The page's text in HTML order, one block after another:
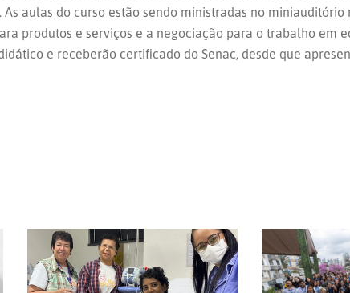
aulas do curso estão sendo ministradas no
produtos e serviços e a negociação para o trabalho em
e receberão certificado do Senac, desde que